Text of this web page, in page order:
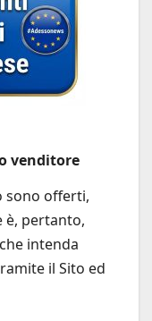
venditore
sono offerti,
è, pertanto,
intenda
il Sito ed